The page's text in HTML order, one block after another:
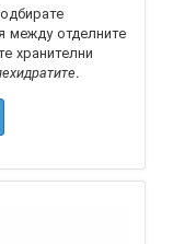
между отделните
хранителни
.